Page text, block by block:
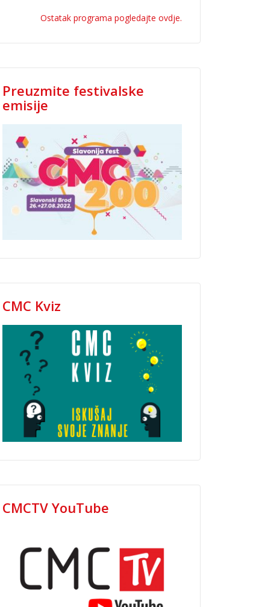
Ostatak programa pogledajte ovdje.
Preuzmite festivalske
emisije
CMC Kviz
CMCTV YouTube